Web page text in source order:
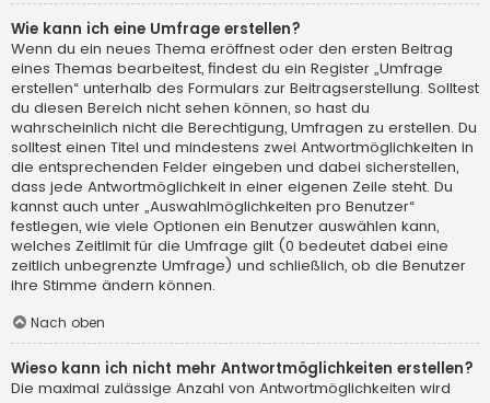
Wie kann ich eine Umfrage erstellen?
Wenn du ein neues Thema eröffnest oder den ersten Beitrag
eines Themas bearbeitest, findest du ein Register „Umfrage
erstellen“ unterhalb des Formulars zur Beitragserstellung. Solltest
du diesen Bereich nicht sehen können, so hast du
wahrscheinlich nicht die Berechtigung, Umfragen zu erstellen. Du
solltest einen Titel und mindestens zwei Antwortmöglichkeiten in
die entsprechenden Felder eingeben und dabei sicherstellen,
dass jede Antwortmöglichkeit in einer eigenen Zeile steht. Du
kannst auch unter „Auswahlmöglichkeiten pro Benutzer“
festlegen, wie viele Optionen ein Benutzer auswählen kann,
welches Zeitlimit für die Umfrage gilt (0 bedeutet dabei eine
zeitlich unbegrenzte Umfrage) und schließlich, ob die Benutzer
ihre Stimme ändern können.
Nach oben
Wieso kann ich nicht mehr Antwortmöglichkeiten erstellen?
Die maximal zulässige Anzahl von Antwortmöglichkeiten wird